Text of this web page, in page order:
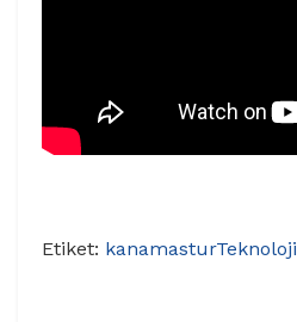
Etiket: kanamasturTeknoloji